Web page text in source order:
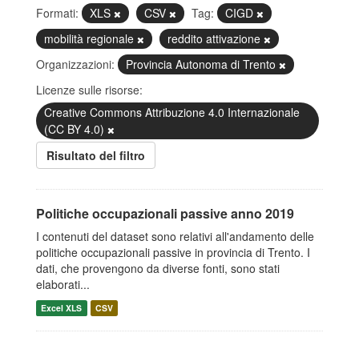
Formati: XLS CSV Tag:
CIGD
mobilità regionale
reddito attivazione
Organizzazioni:
Provincia Autonoma di Trento
Licenze sulle risorse:
Creative Commons Attribuzione 4.0 Internazionale
(CC BY 4.0)
Risultato del filtro
Politiche occupazionali passive anno 2019
I contenuti del dataset sono relativi all'andamento delle
politiche occupazionali passive in provincia di Trento. I
dati, che provengono da diverse fonti, sono stati
elaborati...
Excel XLS CSV